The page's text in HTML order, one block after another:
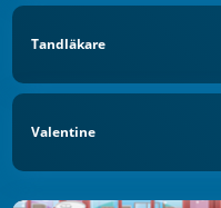
Tandläkare
Valentine